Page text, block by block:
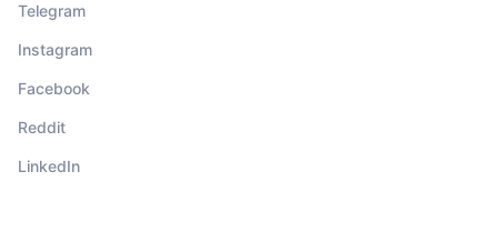
Telegram
Instagram
Facebook
Reddit
LinkedIn